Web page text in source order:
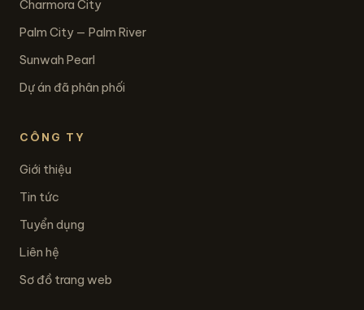
Charmora City
Palm City — Palm River
Sunwah Pearl
Dự án đã phân phối
CÔNG TY
Giới thiệu
Tin tức
Tuyển dụng
Liên hệ
Sơ đồ trang web